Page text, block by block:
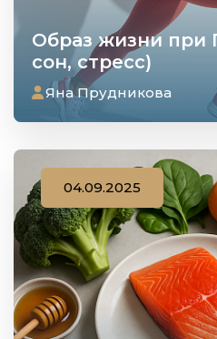
Образ жизни при
сон, стресс)
Яна Прудникова
04.09.2025